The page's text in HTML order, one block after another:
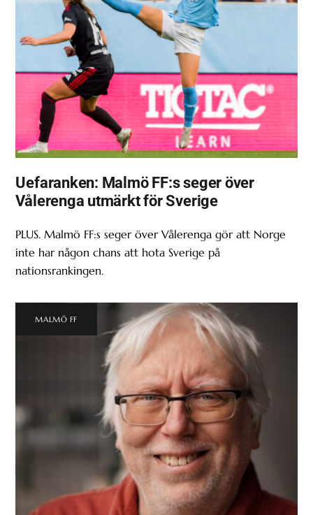
Uefaranken: Malmö FF:s seger över
Vålerenga utmärkt för Sverige
PLUS. Malmö FF:s seger över Vålerenga gör att Norge
inte har någon chans att hota Sverige på
nationsrankingen.
MALMÖ FF